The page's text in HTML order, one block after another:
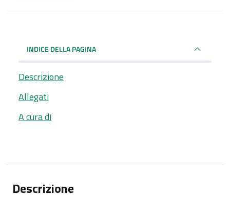
INDICE DELLA PAGINA
Descrizione
Allegati
A cura di
Descrizione